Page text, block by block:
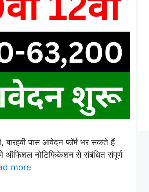
पास आवेदन फॉर्म भर सकते हैं
ऑफिशल नोटिफिकेशन से संबंधित संपूर्ण
more